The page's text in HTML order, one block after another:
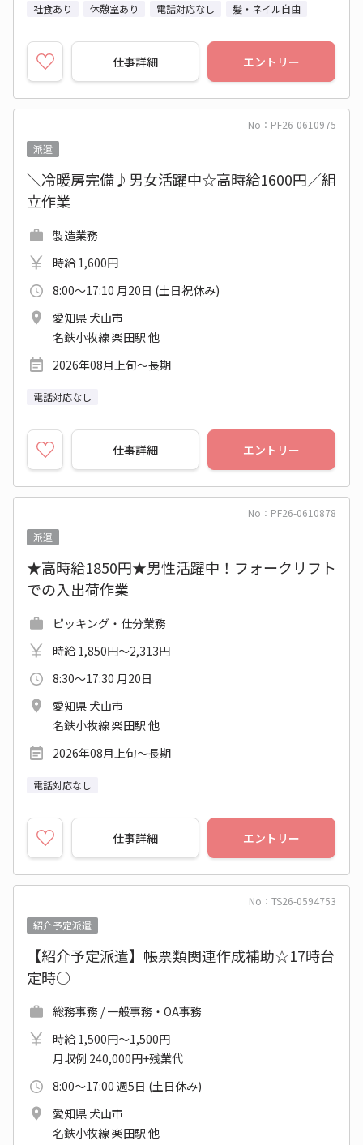
社食あり
休憩室あり 電話対応なし 髪・ネイル自由
仕事詳細 エントリー
No：PF26-0610975
派遣
＼冷暖房完備♪男女活躍中☆高時給1600円／組
立作業
製造業務
時給 1,600円
8:00～17:10 月20日 (土日祝休み)
愛知県 犬山市
名鉄小牧線 楽田駅 他
2026年08月上旬～長期
電話対応なし
仕事詳細 エントリー
No：PF26-0610878
派遣
★高時給1850円★男性活躍中！フォークリフト
での入出荷作業
ピッキング・仕分業務
時給 1,850円～2,313円
8:30～17:30 月20日
愛知県 犬山市
名鉄小牧線 楽田駅 他
2026年08月上旬～長期
電話対応なし
仕事詳細 エントリー
No：TS26-0594753
紹介予定派遣
【紹介予定派遣】帳票類関連作成補助☆17時台
定時○
総務事務 / 一般事務・OA事務
時給 1,500円～1,500円
月収例 240,000円+残業代
8:00～17:00 週5日 (土日休み)
愛知県 犬山市
名鉄小牧線 楽田駅 他